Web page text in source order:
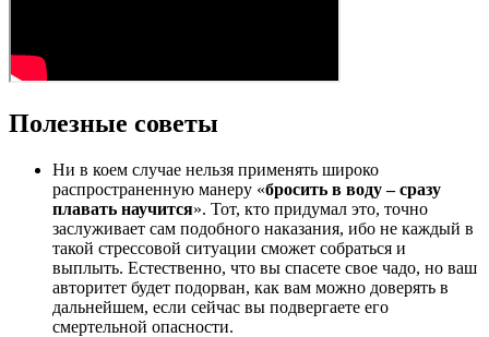
Полезные советы
Ни в коем случае нельзя применять широко
распространенную манеру «бросить в воду – сразу
плавать научится». Тот, кто придумал это, точно
заслуживает сам подобного наказания, ибо не каждый в
такой стрессовой ситуации сможет собраться и
выплыть. Естественно, что вы спасете свое чадо, но ваш
авторитет будет подорван, как вам можно доверять в
дальнейшем, если сейчас вы подвергаете его
смертельной опасности.